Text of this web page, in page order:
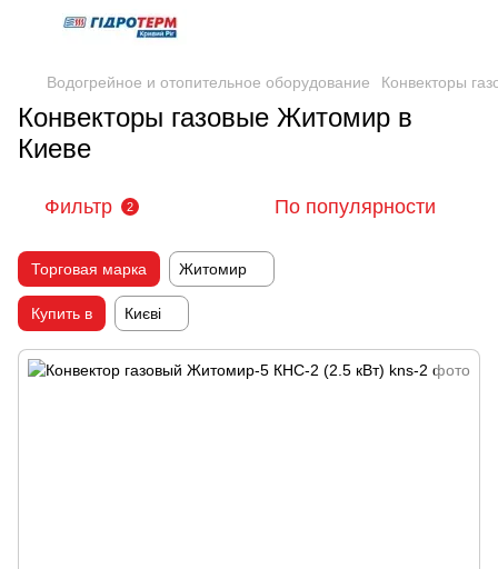
Водогрейное и отопительное оборудование Конвекторы
Конвекторы газовые Житомир в
Киеве
Фильтр 2 По популярности
Торговая марка Житомир
Купить в Києві